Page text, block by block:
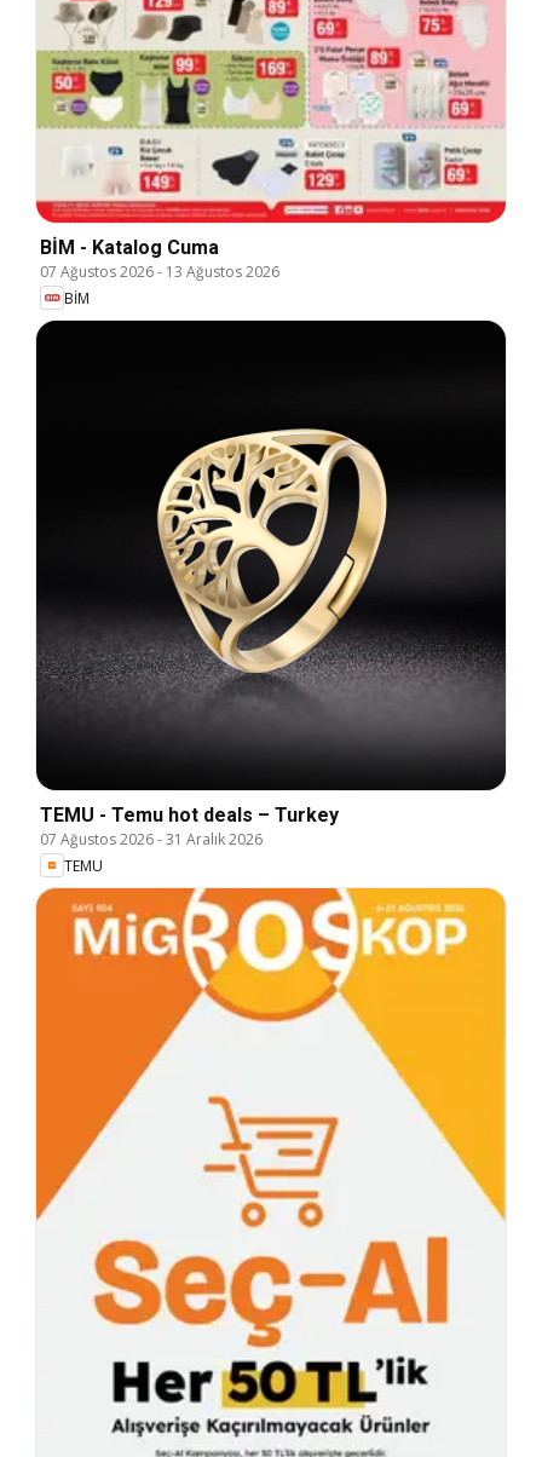
BİM - Katalog Cuma
07 Ağustos 2026- 13 Ağustos 2026
BİM
TEMU - Temu hot deals – Turkey
07 Ağustos 2026-31 Aralık 2026
TEMU